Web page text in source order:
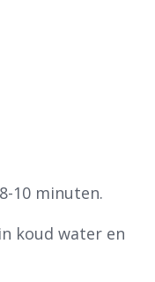
10 minuten.
koud water en